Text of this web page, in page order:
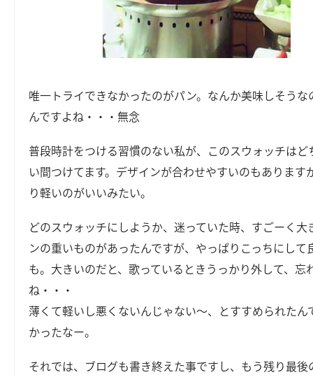
唯一トライできなかったのがパン。なんか美味しそうな
んですよね・・・無念
普段時計をつける習慣のない私が、このスウォッチはど
い間つけてます。デザインが合わせやすいのもあります
り軽いのがいいみたい。
どのスウォッチにしようか、迷っていた時、すごーく大
ンの重いものがあったんですが、やっぱりこっちにして
も。大きいのだと、歌っているときうっかり外して、忘
ね・・・
薄くて軽いし悪くないんじゃない～、とすすめられたん
かったなー。
それでは、ブログも書き終えた事ですし、もう残り最後